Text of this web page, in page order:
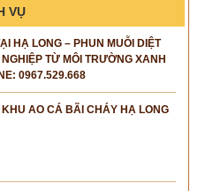
VỤ
HẠ LONG – PHUN MUỖI DIỆT
TỪ MÔI TRƯỜNG XANH
0967.529.668
AO CÁ BÃI CHÁY HẠ LONG